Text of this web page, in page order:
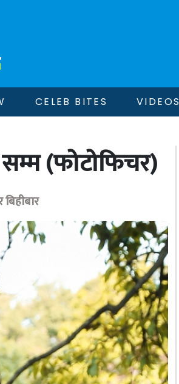
CELEB BITES VIDEOS
सम्म (फोटोफिचर)